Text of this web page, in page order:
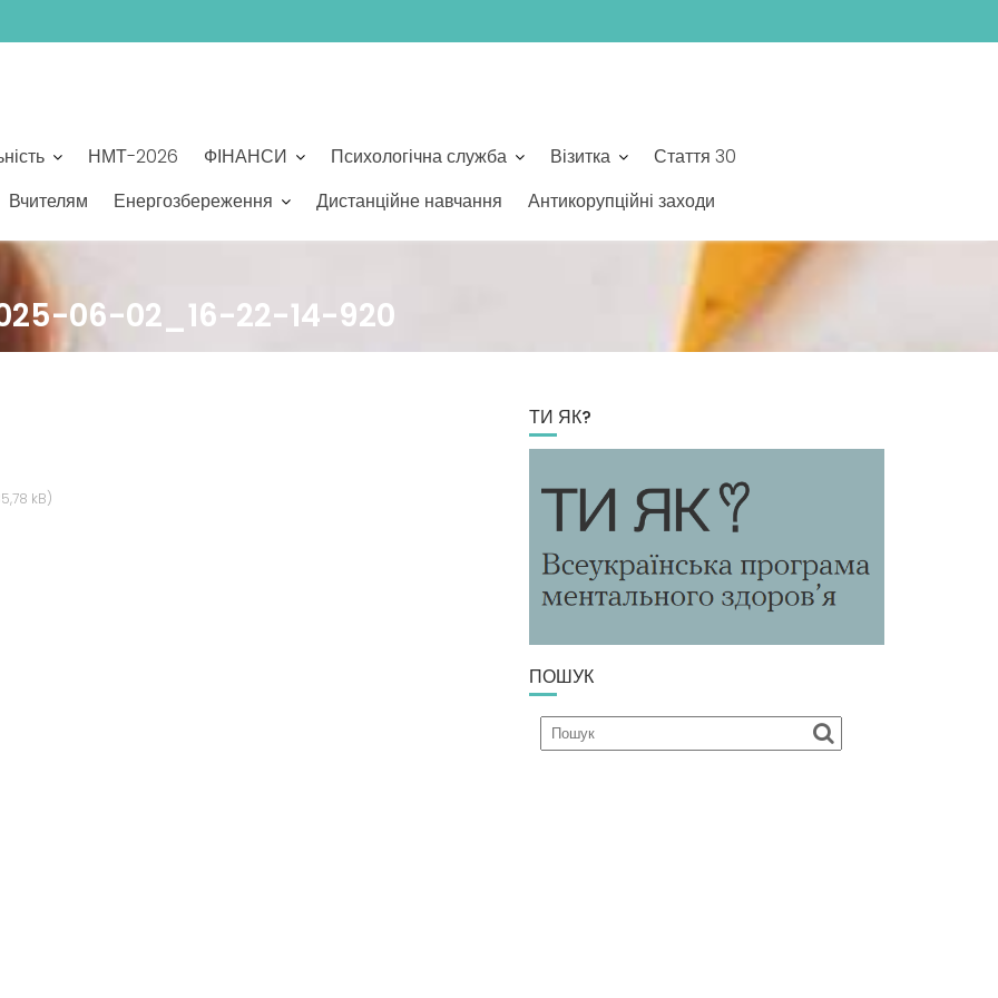
НМТ-2026 ФІНАНСИ Психологічна служба Візитка
Стаття 30
Вчителям Енергозбереження Дистанційне навчання Антикорупційні заходи
06-02_16-22-14-920
ТИ ЯК?
ПОШУК